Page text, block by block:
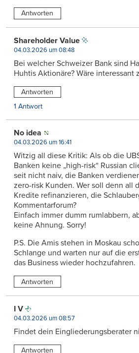
Antworten
Shareholder Value
04.03.2026 um 08:48
Bei welcher Schweizer Bank sind
Huhtis Aktionäre? Wäre interessant
Antworten
1 Antwort
No idea
04.03.2026 um 16:41
Witzig all diese Kritik: Als ob die
Banken keine „high-risk“ Russian
seit nicht naiv, die Banken
zero-risk Kunden. Wer soll denn all
Kredite refinanzieren, die
Kommentarforum?
Einfach immer dumm rumlabbern,
keine Ahnung. Sorry!
P.S. Die Amis stehen in Moskau
Schlange und warten nur auf die
das Business wieder hochzufahren.
Antworten
I V
04.03.2026 um 08:57
Findet dein Eingliederungsberater
Antworten